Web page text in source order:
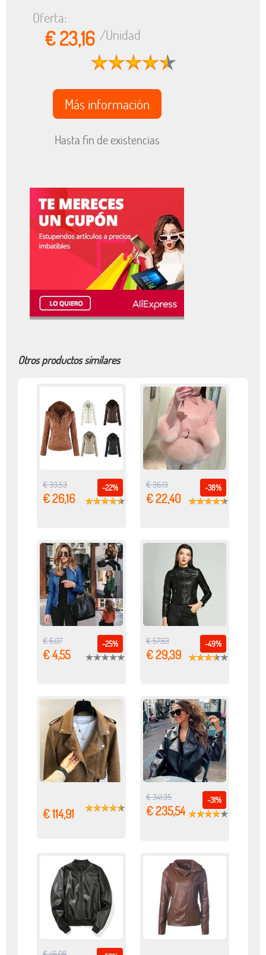
Oferta:
€ 23,16 /Unidad
Más información
Hasta fin de existencias
Otros productos similares
-22%
€ 33,53
€ 26,16
-38%
€ 36,13
€ 22,40
-25%
€ 6,07
€ 4,55
-49%
€ 57,63
€ 29,39
€ 114,91
-31%
€ 341,35
€ 235,54